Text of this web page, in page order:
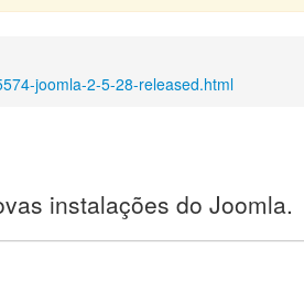
joomla-2-5-28-released.html
instalações do Joomla.